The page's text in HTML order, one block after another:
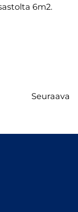
6m2.
Seuraava